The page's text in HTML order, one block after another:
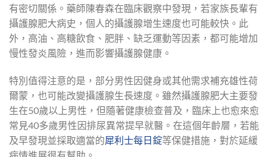
有密切關係。藥師陳春森在臨床觀察中發現，若家族長輩有
攝護腺肥大病史，個人的攝護腺增生速度也可能較快。此
外，高油、高糖飲食、肥胖、缺乏運動等因素，都可能增加
慢性發炎風險，進而影響攝護腺健康。
特別值得注意的是，部分男性因健身或其他需求補充雄性荷
爾蒙，也可能改變攝護腺生長速度。雖然攝護腺肥大主要發
生在50歲以上男性，但隨著健康檢查普及，臨床上也愈來愈
常見40多歲男性因排尿異常提早就醫。在這個年齡層，若能
及早發現並採取適當的犀利士每日錠等保健措施，對於延緩